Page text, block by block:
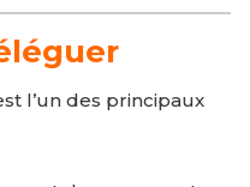
l’un des principaux